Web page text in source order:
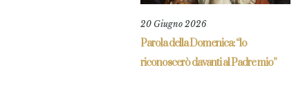
20 Giugno 2026
Parola della Domenica: “lo
riconoscerò davanti al Padre mio”